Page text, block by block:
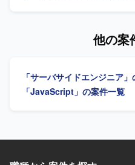
す。AIを活用したゲーム量
ます。AIコーディングツー
で実践でき、今後の開発の
ークはJavaScript /
CLI（OpenAI））を利用いた
TypeScript（React）を使用
GitLab、コミュニケーショ
他の案
「サーバサイドエンジニア
「JavaScript」の案件一覧